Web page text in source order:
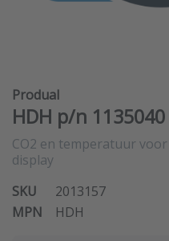
Produal
HDH p/n 1135040
CO2 en temperatuur
display
SKU
2013157
MPN
HDH